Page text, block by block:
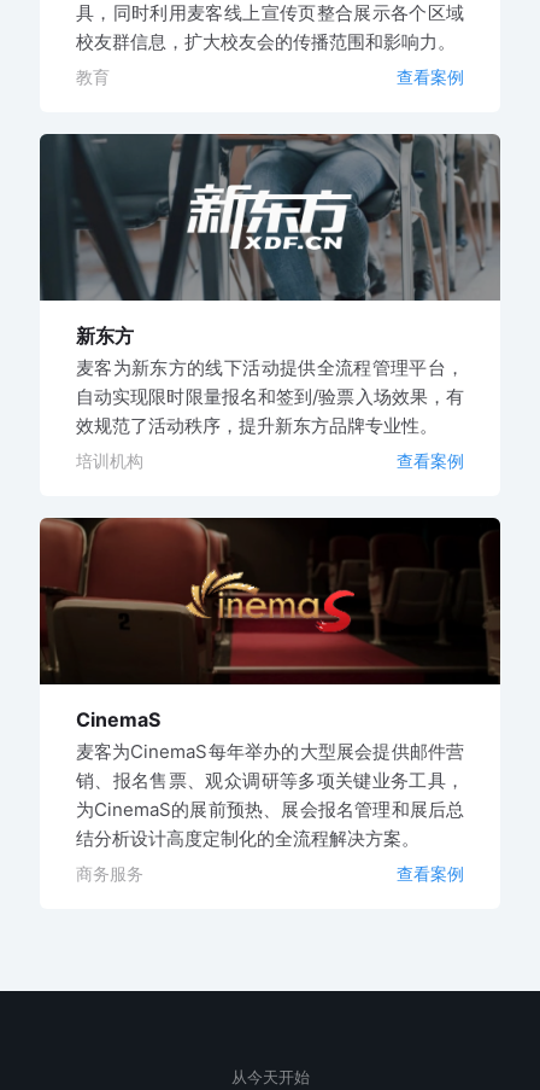
具，同时利用麦客线上宣传页整合展示各个区域
校友群信息，扩大校友会的传播范围和影响力。
教育 查看案例
新东方
麦客为新东方的线下活动提供全流程管理平台，
自动实现限时限量报名和签到/验票入场效果，有
效规范了活动秩序，提升新东方品牌专业性。
培训机构 查看案例
CinemaS
麦客为CinemaS每年举办的大型展会提供邮件营
销、报名售票、观众调研等多项关键业务工具，
为CinemaS的展前预热、展会报名管理和展后总
结分析设计高度定制化的全流程解决方案。
商务服务 查看案例
从今天开始